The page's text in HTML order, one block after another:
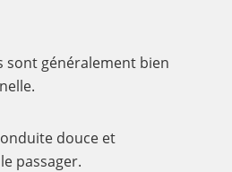
sont généralement bien
douce et
passager.